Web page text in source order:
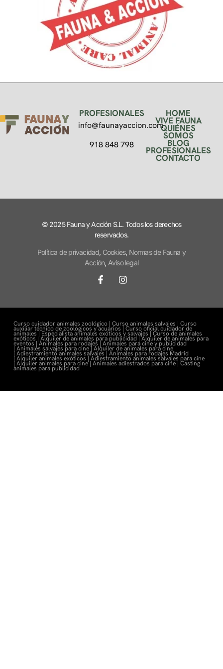
PROFESIONALES
info@faunayaccion.com
918 848 798
HOME
VIVE FAUNA
QUIÉNES
SOMOS
BLOG
PROFESIONALES
CONTACTO
© 2025 Fauna y Acción S.L. Todos los derechos
reservados.
Política de privacidad, Cookies, Normas de Fauna y
Acción, Aviso legal
Curso cuidador animales zoológico | Curso animales salvajes | Curso
auxiliar técnico de zoológicos y acuarios |Curso oficial cuidador de
animales |Especialista animales exóticos y salvajes |Curso de animales
exóticos |Alquiler de animales para publicidad |Alquiler de animales para
eventos |Animales para rodajes |Animales para cine y publicidad
|Animales salvajes para cine |Alquiler de animales para cine
| Adiestramiento animales salvajes |Animales para rodajes Madrid
| Alquiler animales exóticos |Adiestramiento animales salvajes para cine
| Alquiler animales para cine |Animales adiestrados para cine| Casting
animales para publicidad